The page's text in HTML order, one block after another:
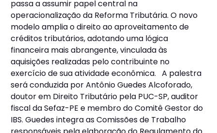
passa a assumir papel central na
operacionalização da Reforma Tributária. O novo
modelo amplia o direito ao aproveitamento de
créditos tributários, adotando uma lógica
financeira mais abrangente, vinculada às
aquisições realizadas pelo contribuinte no
exercício de sua atividade econômica. A palestra
será conduzida por Antônio Guedes Alcoforado,
doutor em Direito Tributário pela PUC-SP, auditor
fiscal da Sefaz-PE e membro do Comitê Gestor do
IBS. Guedes integra as Comissões de Trabalho